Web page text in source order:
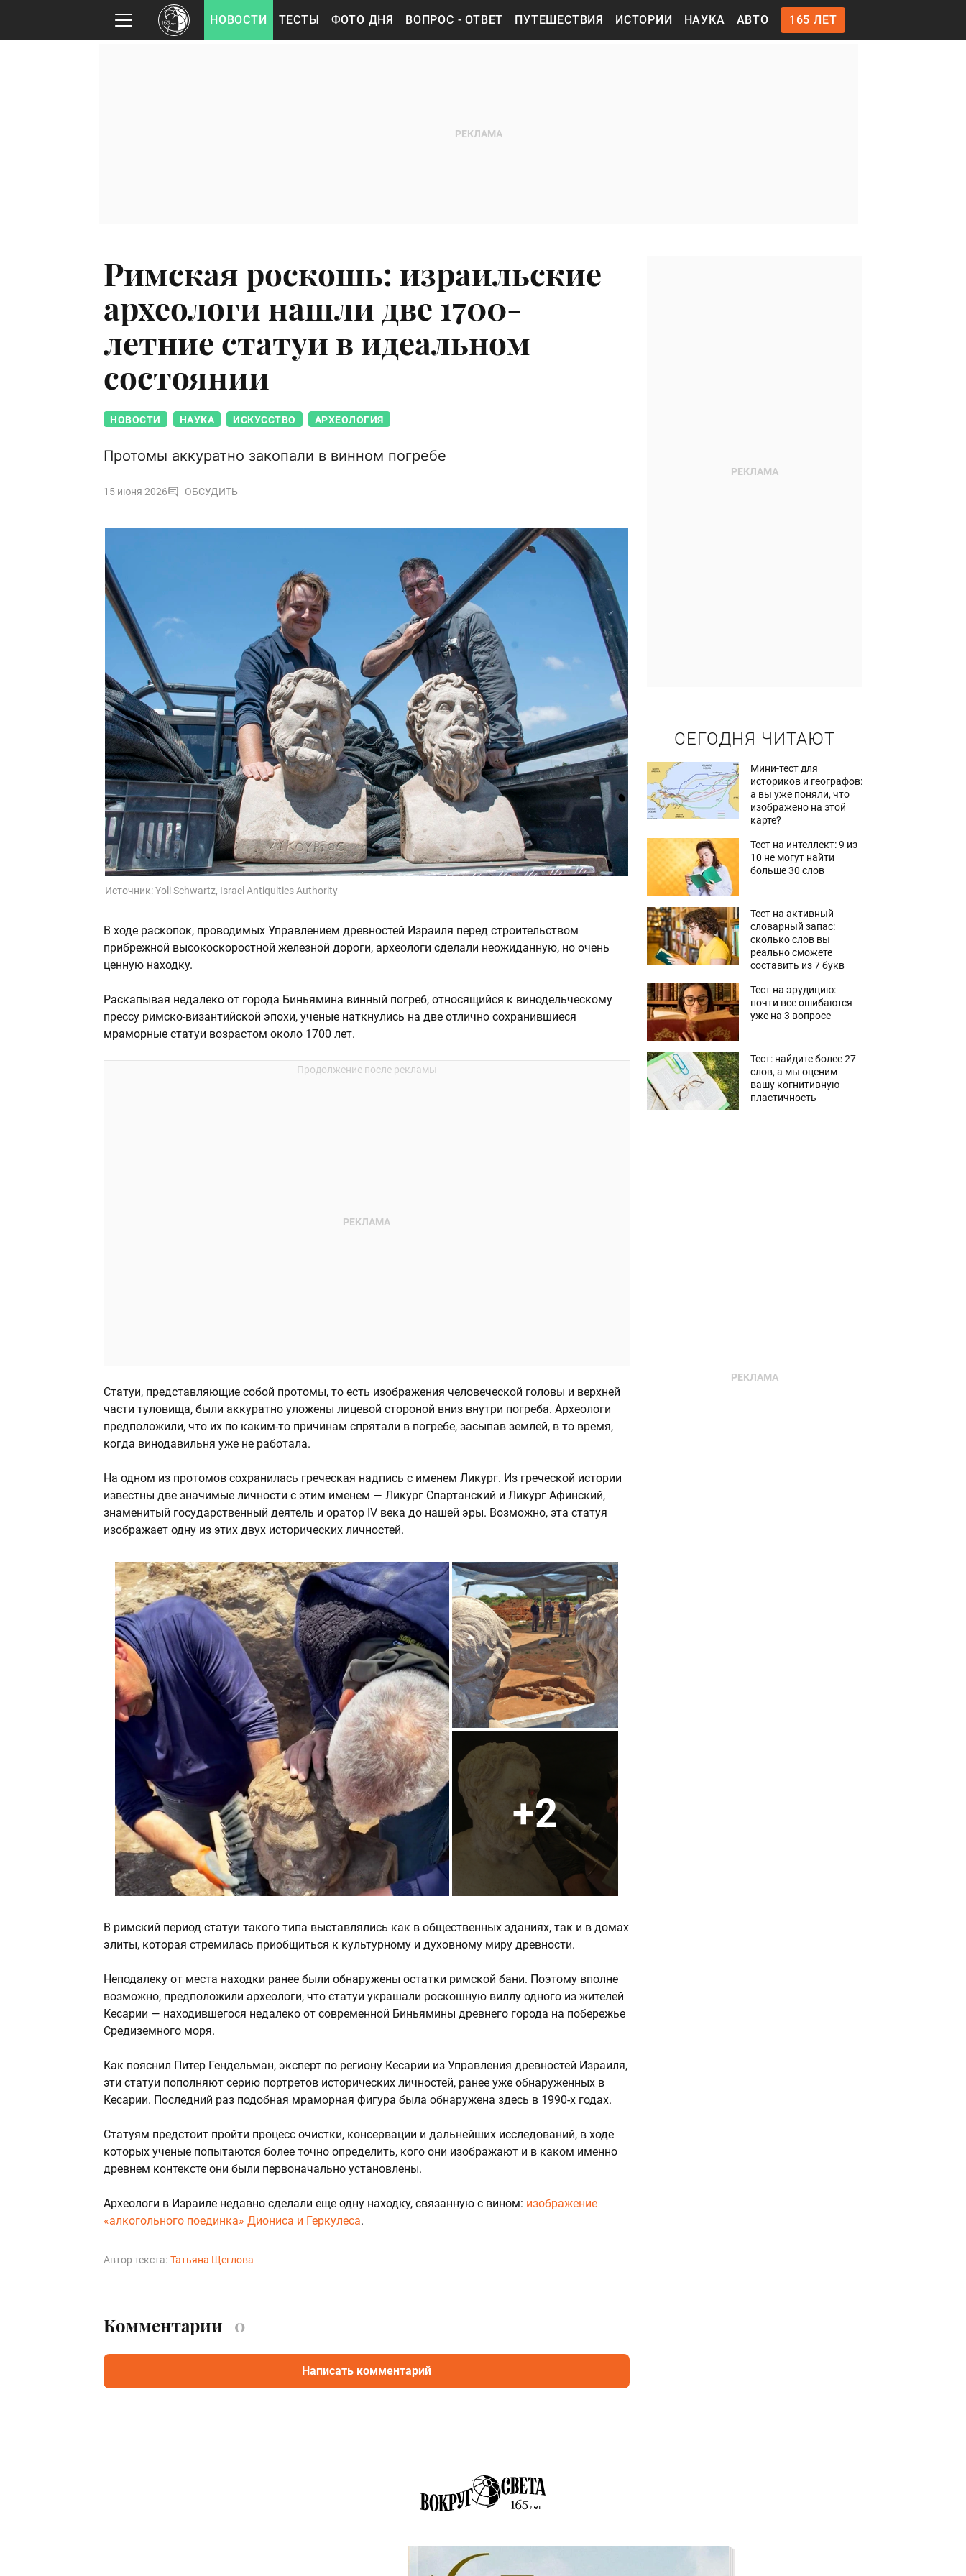
НОВОСТИ ТЕСТЫ ФОТО ДНЯ ВОПРОС - ОТВЕТ ПУТЕШЕСТВИЯ ИСТОРИИ НАУКА АВТО 165 ЛЕТ
Римская роскошь: израильские
археологи нашли две 1700-
летние статуи в идеальном
состоянии
НОВОСТИ НАУКА ИСКУССТВО АРХЕОЛОГИЯ
Протомы аккуратно закопали в винном погребе
15 июня 2026 ОБСУДИТЬ
Источник:Yoli Schwartz, Israel Antiquities Authority
В ходе раскопок, проводимых Управлением древностей Израиля перед строительством
прибрежной высокоскоростной железной дороги, археологи сделали неожиданную, но очень
ценную находку.
Раскапывая недалеко от города Биньямина винный погреб, относящийся к винодельческому
прессу римско-византийской эпохи, ученые наткнулись на две отлично сохранившиеся
мраморные статуи возрастом около 1700 лет.
Статуи, представляющие собой протомы, то есть изображения человеческой головы и верхней
части туловища, были аккуратно уложены лицевой стороной вниз внутри погреба. Археологи
предположили, что их по каким-то причинам спрятали в погребе, засыпав землей, в то время,
когда винодавильня уже не работала.
На одном из протомов сохранилась греческая надпись с именем Ликург. Из греческой истории
известны две значимые личности с этим именем — Ликург Спартанский и Ликург Афинский,
знаменитый государственный деятель и оратор IV века до нашей эры. Возможно, эта статуя
изображает одну из этих двух исторических личностей.
+2
В римский период статуи такого типа выставлялись как в общественных зданиях, так и в домах
элиты, которая стремилась приобщиться к культурному и духовному миру древности.
Неподалеку от места находки ранее были обнаружены остатки римской бани. Поэтому вполне
возможно, предположили археологи, что статуи украшали роскошную виллу одного из жителей
Кесарии — находившегося недалеко от современной Биньямины древнего города на побережье
Средиземного моря.
Как пояснил Питер Гендельман, эксперт по региону Кесарии из Управления древностей Израиля,
эти статуи пополняют серию портретов исторических личностей, ранее уже обнаруженных в
Кесарии. Последний раз подобная мраморная фигура была обнаружена здесь в 1990-х годах.
Статуям предстоит пройти процесс очистки, консервации и дальнейших исследований, в ходе
которых ученые попытаются более точно определить, кого они изображают и в каком именно
древнем контексте они были первоначально установлены.
Археологи в Израиле недавно сделали еще одну находку, связанную с вином: изображение
«алкогольного поединка» Диониса и Геркулеса.
Автор текста: Татьяна Щеглова
СЕГОДНЯ ЧИТАЮТ
Мини-тест для
историков и географов:
а вы уже поняли, что
изображено на этой
карте?
Тест на интеллект: 9 из
10 не могут найти
больше 30 слов
Тест на активный
словарный запас:
сколько слов вы
реально сможете
составить из 7 букв
Тест на эрудицию:
почти все ошибаются
уже на 3 вопросе
Тест: найдите более 27
слов, а мы оценим
вашу когнитивную
пластичность
Комментарии 0
Написать комментарий